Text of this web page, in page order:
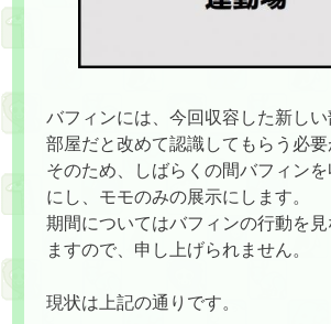
バフィンには、今回収容した新し
部屋だと改めて認識してもらう必要
そのため、しばらくの間バフィンを
にし、モモのみの展示にします。
期間についてはバフィンの行動を
ますので、申し上げられません。
現状は上記の通りです。